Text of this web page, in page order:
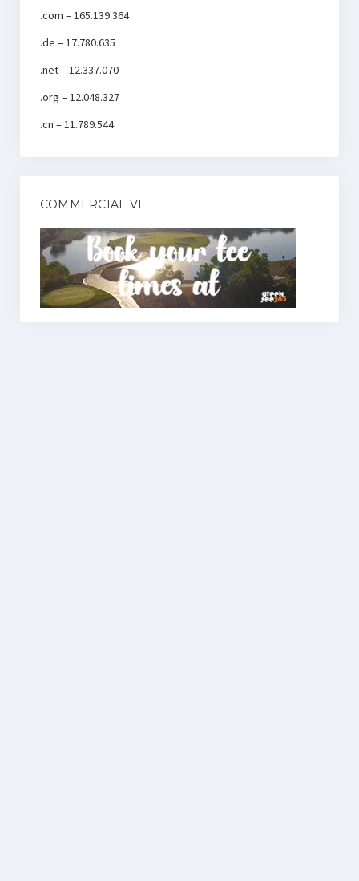
.com – 165.139.364
.de – 17.780.635
.net – 12.337.070
.org – 12.048.327
.cn – 11.789.544
COMMERCIAL VI